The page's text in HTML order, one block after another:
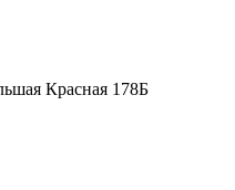
Красная 178Б